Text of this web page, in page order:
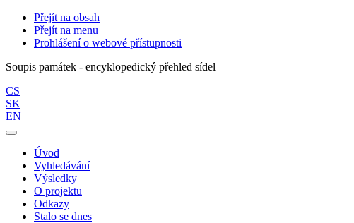
Přejít na obsah
Přejít na menu
Prohlášení o webové přístupnosti
Soupis památek - encyklopedický přehled sídel
CS
SK
EN
Úvod
Vyhledávání
Výsledky
O projektu
Odkazy
Stalo se dnes